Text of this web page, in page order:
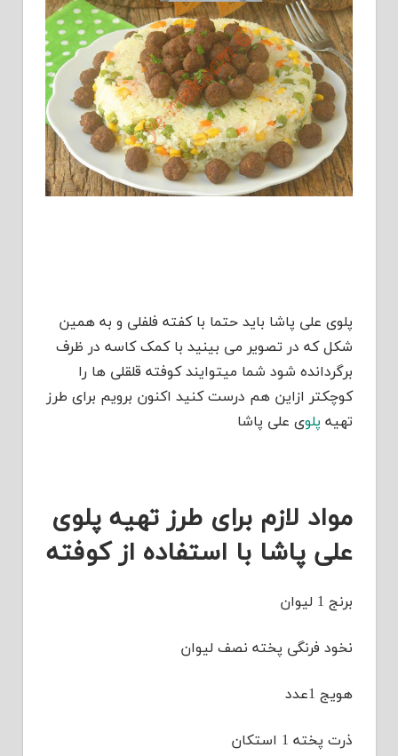
پلوی علی پاشا باید حتما با کفته فلفلی و به همین
شکل که در تصویر می بینید با کمک کاسه در ظرف
برگردانده شود شما میتوایند کوفته قلقلی ها را
کوچکتر ازاین هم درست کنید اکنون برویم برای طرز
تهیه پلوی علی پاشا
مواد لازم برای طرز تهیه پلوی
علی پاشا با استفاده از کوفته
برنج 1 لیوان
نخود فرنگی پخته نصف لیوان
هویج 1عدد
ذرت پخته 1 استکان